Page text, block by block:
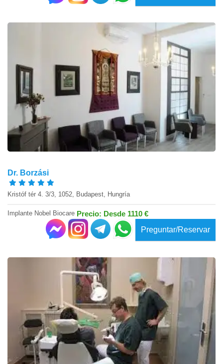
Dr. Borzási
Kristóf tér 4. 3/3, 1052, Budapest, Hungría
Implante Nobel Biocare Precio: Desde 1110 €
Preguntar/Reservar